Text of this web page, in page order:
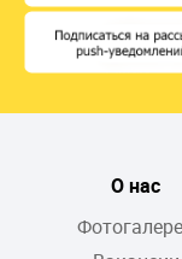
О нас